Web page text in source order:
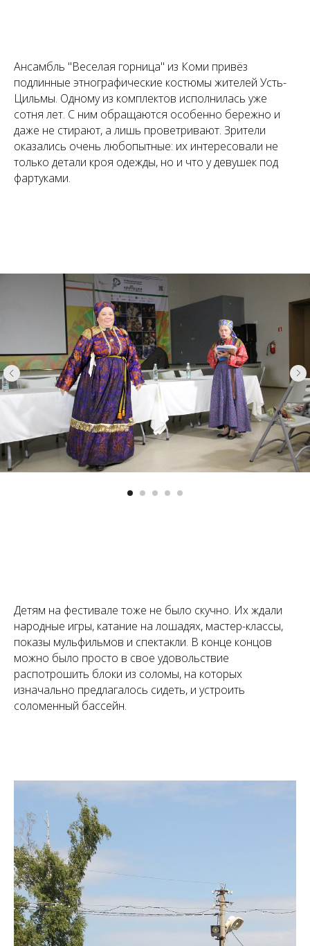
Ансамбль "Веселая горница" из Коми привёз
подлинные этнографические костюмы жителей Усть-
Цильмы. Одному из комплектов исполнилась уже
сотня лет. С ним обращаются особенно бережно и
даже не стирают, а лишь проветривают. Зрители
оказались очень любопытные: их интересовали не
только детали кроя одежды, но и что у девушек под
фартуками.
Детям на фестивале тоже не было скучно. Их ждали
народные игры, катание на лошадях, мастер-классы,
показы мульфильмов и спектакли. В конце концов
можно было просто в свое удовольствие
распотрошить блоки из соломы, на которых
изначально предлагалось сидеть, и устроить
соломенный бассейн.